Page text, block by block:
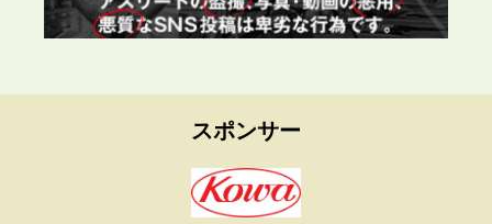
スポンサー